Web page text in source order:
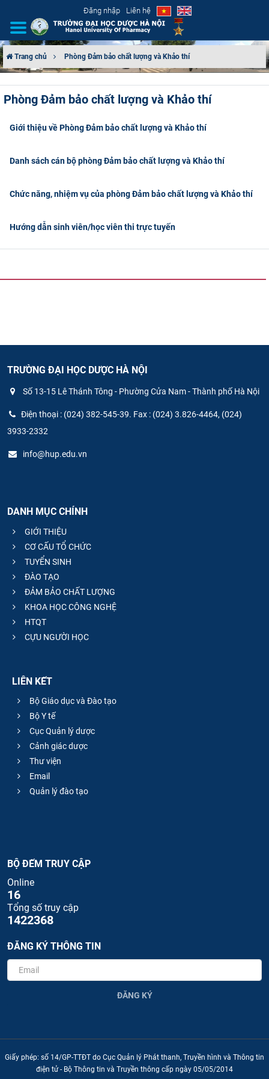
Đăng nhập Liên hệ
CƠ CẤU TỔ CHỨC
ĐÀO TẠO
ĐẢM BẢO CHẤT LƯỢNG
KHOA HỌC CÔNG NGHỆ
Trang chủ Phòng Đảm bảo chất lượng và Khảo thí
Phòng Đảm bảo chất lượng và Khảo thí
Giới thiệu về Phòng Đảm bảo chất lượng và Khảo thí
Danh sách cán bộ phòng Đảm bảo chất lượng và Khảo thí
Chức năng, nhiệm vụ của phòng Đảm bảo chất lượng và Khảo thí
Hướng dẫn sinh viên/học viên thi trực tuyến
TRƯỜNG ĐẠI HỌC DƯỢC HÀ NỘI
Số 13-15 Lê Thánh Tông - Phường Cửa Nam - Thành phố Hà Nội
Điện thoại : (024) 382-545-39. Fax : (024) 3.826-4464, (024)
3933-2332
info@hup.edu.vn
DANH MỤC CHÍNH
GIỚI THIỆU
CƠ CẤU TỔ CHỨC
TUYỂN SINH
ĐÀO TẠO
ĐẢM BẢO CHẤT LƯỢNG
KHOA HỌC CÔNG NGHỆ
HTQT
CỰU NGƯỜI HỌC
LIÊN KẾT
Bộ Giáo dục và Đào tạo
Bộ Y tế
Cục Quản lý dược
Cảnh giác dược
Thư viện
Email
Quản lý đào tạo
BỘ ĐẾM TRUY CẬP
Online
16
Tổng số truy cập
1422368
ĐĂNG KÝ THÔNG TIN
ĐĂNG KÝ
Giấy phép: số 14/GP-TTĐT do Cục Quản lý Phát thanh, Truyền hình và Thông tin
điện tử - Bộ Thông tin và Truyền thông cấp ngày 05/05/2014